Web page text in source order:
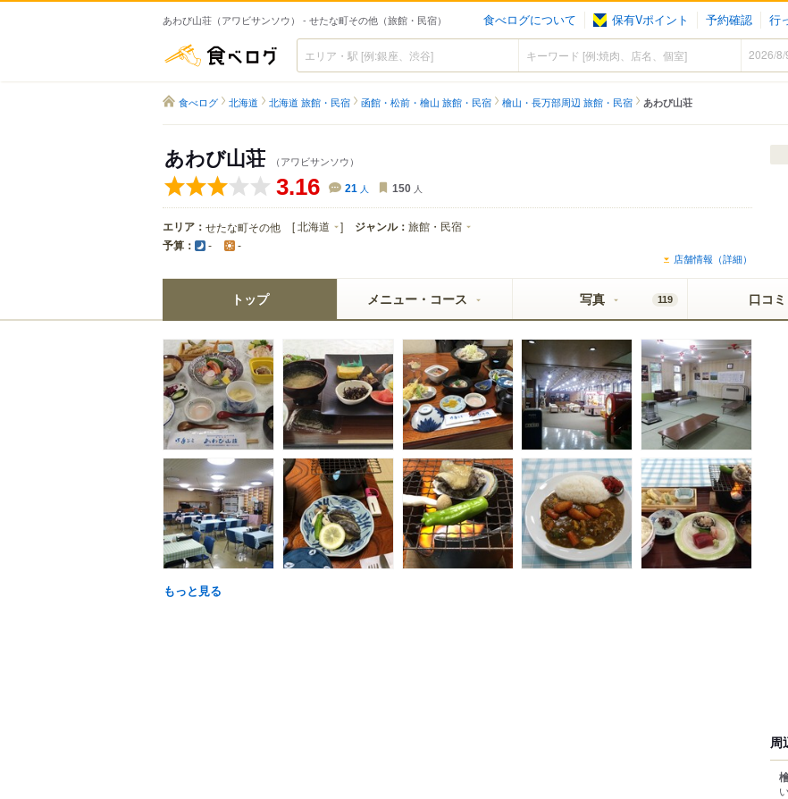
あわび山荘（アワビサンソウ） - せたな町その他（旅館・民宿） 食べログについて 保有Vポイント 予約確認 行
食べログ
食べログ 北海道 北海道 旅館・民宿 函館・松前・檜山 旅館・民宿 檜山・長万部周辺 旅館・民宿 あわび山荘
あわび山荘 （アワビサンソウ）
3.16 21 人 150 人
エリア： せたな町その他 [北海道 ] ジャンル： 旅館・民宿
予算： - -
店舗情報（詳細）
トップ メニュー・コース 写真 119 口コミ
もっと見る
周